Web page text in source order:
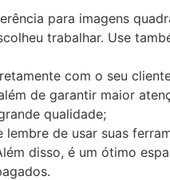
para imagens
trabalhar. Use
com o seu
de garantir maior
qualidade;
de usar suas
disso, é um ótimo